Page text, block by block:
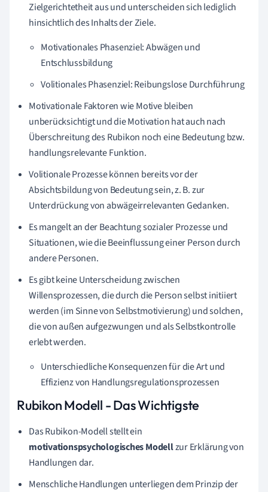
Zielgerichtetheit aus und unterscheiden sich lediglich
hinsichtlich des Inhalts der Ziele.
Motivationales Phasenziel: Abwägen und
Entschlussbildung
Volitionales Phasenziel: Reibungslose Durchführung
Motivationale Faktoren wie Motive bleiben
unberücksichtigt und die Motivation hat auch nach
Überschreitung des Rubikon noch eine Bedeutung bzw.
handlungsrelevante Funktion.
Volitionale Prozesse können bereits vorder
Absichtsbildung von Bedeutung sein, z. B. zur
Unterdrückung von abwägeirrelevanten Gedanken.
Es mangelt an der Beachtung sozialer Prozesse und
Situationen, wie die Beeinflussung einer Person durch
andere Personen.
Es gibt keine Unterscheidung zwischen
Willensprozessen, die durch die Person selbst initiiert
werden (im Sinne von Selbstmotivierung) und solchen,
die von außen aufgezwungen und als Selbstkontrolle
erlebt werden.
Unterschiedliche Konsequenzen für die Art und
Effizienz von Handlungsregulationsprozessen
Rubikon Modell - Das Wichtigste
Das Rubikon-Modell stellt ein
motivationspsychologisches Modellzur Erklärung von
Handlungen dar.
Menschliche Handlungen unterliegen dem Prinzip der